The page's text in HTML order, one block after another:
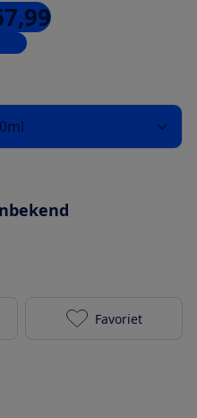
Nutribullet
Favoriet